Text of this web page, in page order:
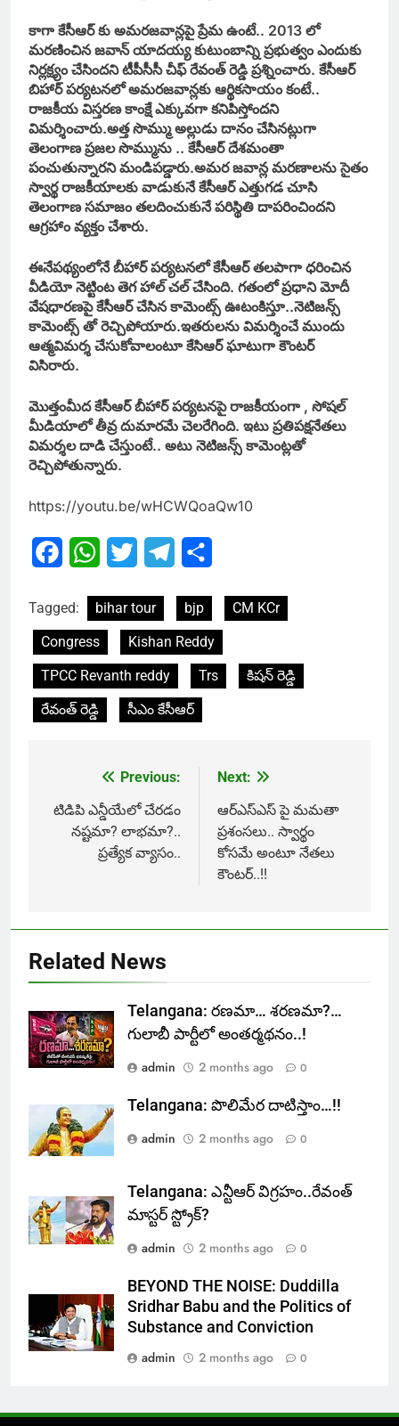
కాగా కేసీఆర్ కు అమరజవాన్లపై ప్రేమ ఉంటే.. 2013 లో
మరణించిన జవాన్ యాదయ్య కుటుంబాన్ని ప్రభుత్వం ఎందుకు
నిర్లక్ష్యం చేసిందని టీపీసీసీ చీఫ్ రేవంత్ రెడ్డి ప్రశ్నించారు. కేసీఆర్‌
బిహార్‌ పర్యటనలో అమరజవాన్లకు ఆర్థికసాయం కంటే..
రాజకీయ విస్తరణ కాంక్షే ఎక్కువగా కనిపిస్తోందని
విమర్శించారు.అత్త సొమ్ము అల్లుడు దానం చేసినట్లుగా
తెలంగాణ ప్రజల సొమ్మును .. కేసీఆర్ దేశమంతా
పంచుతున్నారని మండిపడ్డారు.అమర జవాన్ల మరణాలను సైతం
స్వార్థ రాజకీయాలకు వాడుకునే కేసీఆర్ ఎత్తుగడ చూసి
తెలంగాణ సమాజం తలదించుకునే పరిస్థితి దాపరించిందని
ఆగ్రహాం వ్యక్తం చేశారు.
ఈనేపథ్యంలోనే బీహార్ పర్యటనలో కేసీఆర్ తలపాగా ధరించిన
వీడియో నెట్టింట తెగ హాల్ చల్ చేసింది. గతంలో ప్రధాని మోదీ
వేషధారణపై కేసీఆర్ చేసిన కామెంట్స్ ఊటంకిస్తూ..నెటిజన్స్
కామెంట్స్ తో రెచ్చిపోయారు.ఇతరులను విమర్శించే ముందు
ఆత్మవిమర్శ చేసుకోవాలంటూ కేసిఆర్ ఘాటుగా కౌంటర్
విసిరారు.
మొత్తంమీద కేసీఆర్ బీహార్ పర్యటనపై రాజకీయంగా , సోషల్
మీడియాలో తీవ్ర దుమారమే చెలరేగింది. ఇటు ప్రతిపక్షనేతలు
విమర్శల దాడి చేస్తుంటే.. అటు నెటిజన్స్ కామెంట్లతో
రెచ్చిపోతున్నారు.
https://youtu.be/wHCWQoaQw10
FacebookWhatsApp
Twitter Telegram
Tagged: bihar tour bjp
CM KCr
Congress
Kishan Reddy
TPCC Revanth reddy
Trs
కిషన్ రెడ్డి
రేవంత్ రెడ్డి
సీఎం కేసీఆర్
navigation
Previous:
టిడిపి ఎన్డీయేలో చేరడం
నష్టమా? లాభమా?..
ప్రత్యేక వ్యాసం..
Next:
ఆర్ఎస్ఎస్ పై మమతా
ప్రశంసలు.. స్వార్థం
కోసమే అంటూ నేతలు
కౌంటర్..!!
Related News
Telangana: రణమా… శరణమా?…
గులాబీ పార్టీలో అంతర్మథనం..!
admin
2 months ago 0
Telangana: పొలిమేర దాటిస్తాం…!!
admin
2 months ago 0
Telangana: ఎన్టీఆర్ విగ్రహం..రేవంత్
మాస్టర్ స్ట్రోక్‌?
admin
2 months ago 0
BEYOND THE NOISE: Duddilla
Sridhar Babu and the Politics of
Substance and Conviction
admin
2 months ago 0